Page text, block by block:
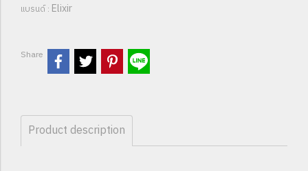
แบรนด์ : Elixir
Share
Product description